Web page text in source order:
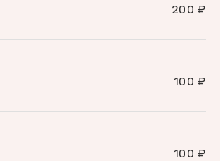
200 ₽
100 ₽
100 ₽